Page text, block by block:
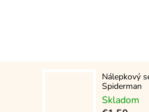
Nálepkový
Spiderman
Skladom